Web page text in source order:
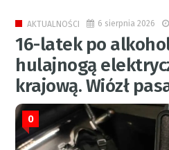
AKTUALNOŚCI 6 sierpnia 2026
16-latek po
hulajnogą
krajową. Wiózł
0